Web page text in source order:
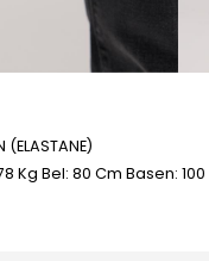
Kg Bel: 80 Cm Basen: